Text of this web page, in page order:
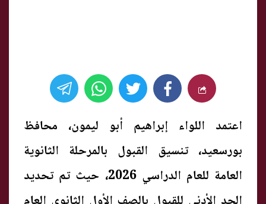
اعتمد اللواء إبراهيم أبو ليمون، محافظ
بورسعيد، تنسيق القبول بالمرحلة الثانوية
العامة للعام الدراسي 2026، حيث تم تحديد